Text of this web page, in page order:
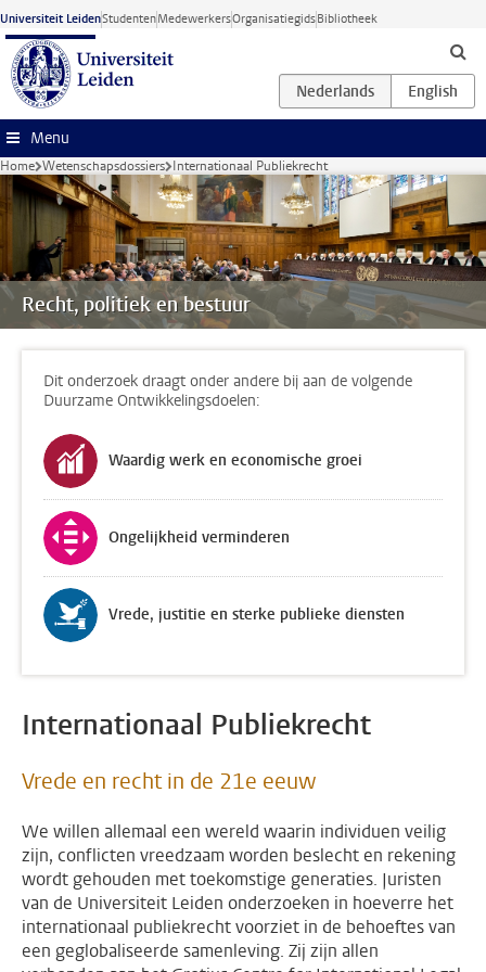
Ga naar hoofdinhoud
Universiteit LeidenStudentenMedewerkersOrganisatiegidsBibliotheek
Menu
Home Wetenschapsdossiers Internationaal Publiekrecht
Recht, politiek en bestuur
Dit onderzoek draagt onder andere bij aan de volgende
Duurzame Ontwikkelingsdoelen:
Waardig werk en economische groei
Ongelijkheid verminderen
Vrede, justitie en sterke publieke diensten
Internationaal Publiekrecht
Vrede en recht in de 21e eeuw
We willen allemaal een wereld waarin individuen veilig
zijn, conflicten vreedzaam worden beslecht en rekening
wordt gehouden met toekomstige generaties. Juristen
van de Universiteit Leiden onderzoeken in hoeverre het
internationaal publiekrecht voorziet in de behoeftes van
een geglobaliseerde samenleving. Zij zijn allen